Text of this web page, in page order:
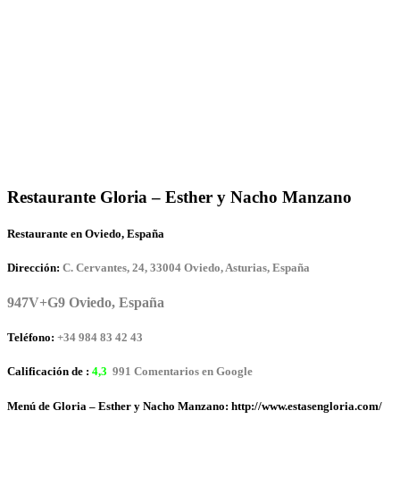
Restaurante Gloria – Esther y Nacho Manzano
Restaurante en Oviedo, España
Dirección: C. Cervantes, 24, 33004 Oviedo, Asturias, España
947V+G9 Oviedo, España
Teléfono: +34 984 83 42 43
Calificación de : 4,3 991 Comentarios en Google
Menú de Gloria – Esther y Nacho Manzano: http://www.estasengloria.com/